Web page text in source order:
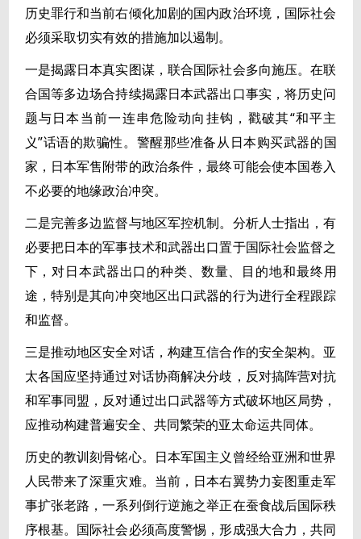
历史罪行和当前右倾化加剧的国内政治环境，国际社会
必须采取切实有效的措施加以遏制。
一是揭露日本真实图谋，联合国际社会多向施压。在联
合国等多边场合持续揭露日本武器出口事实，将历史问
题与日本当前一连串危险动向挂钩，戳破其“和平主
义”话语的欺骗性。警醒那些准备从日本购买武器的国
家，日本军售附带的政治条件，最终可能会使本国卷入
不必要的地缘政治冲突。
二是完善多边监督与地区军控机制。分析人士指出，有
必要把日本的军事技术和武器出口置于国际社会监督之
下，对日本武器出口的种类、数量、目的地和最终用
途，特别是其向冲突地区出口武器的行为进行全程跟踪
和监督。
三是推动地区安全对话，构建互信合作的安全架构。亚
太各国应坚持通过对话协商解决分歧，反对搞阵营对抗
和军事同盟，反对通过出口武器等方式破坏地区局势，
应推动构建普遍安全、共同繁荣的亚太命运共同体。
历史的教训刻骨铭心。日本军国主义曾经给亚洲和世界
人民带来了深重灾难。当前，日本右翼势力妄图重走军
事扩张老路，一系列倒行逆施之举正在蚕食战后国际秩
序根基。国际社会必须高度警惕，形成强大合力，共同